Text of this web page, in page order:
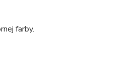
farby.